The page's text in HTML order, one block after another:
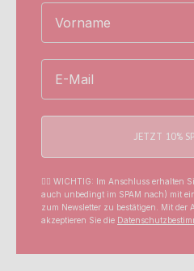
Name
Email
JETZT 10%
☝🏼 WICHTIG: Im Anschluss erhalten
auch unbedingt im SPAM nach) mit
zum Newsletter zu bestätigen. Mit der
akzeptieren Sie die